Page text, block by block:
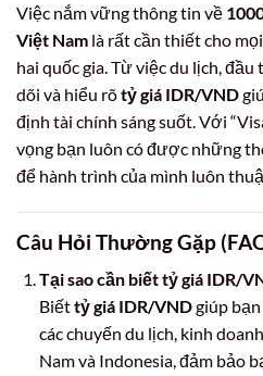
Việc nắm vững thông tin về
Việt Nam là rất cần thiết cho
hai quốc gia. Từ việc du lịch,
dõi và hiểu rõtỷ giá IDR/VND
định tài chính sáng suốt. Với
vọng bạn luôn có được những
để hành trình của mình luôn
Câu Hỏi Thường Gặp
Tại sao cần biết tỷ giá IDR/
Biếttỷ giá IDR/VNDgiúp bạn
các chuyến du lịch, kinh
Nam và Indonesia, đảm bảo